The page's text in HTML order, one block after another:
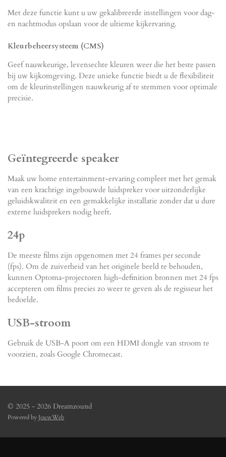
Met deze functie kunt u uw gekalibreerde instellingen voor dag-
en nachtmodus opslaan voor de ultieme kijkervaring.
Kleurbeheersysteem (CMS)
Geef nauwkeurige, levensechte kleuren weer die het beste passen
bij uw kijkomgeving. Deze unieke functie biedt u de flexibiliteit
om de kleurinstellingen nauwkeurig af te stemmen voor optimale
precisie.
Geïntegreerde speaker
Maak uw home entertainment-ervaring compleet met het gemak
van een krachtige ingebouwde luidspreker voor uitzonderlijke
geluidskwaliteit en een gemakkelijke installatie zonder dat u dure
externe luidsprekers nodig heeft.
24p
De meeste films zijn opgenomen met 24 frames per seconde
(fps). Om de zuiverheid van het originele beeld te behouden,
kunnen Optoma-projectoren high-definition bronnen met 24 fps
accepteren om films precies zo weer te geven als de regisseur het
bedoelde.
USB-stroom
Gebruik de USB-A poort om een ​​HDMI dongle van stroom te
voorzien, zoals Google Chromecast.
© 2025 - 2026 Dreamzound
Powered by JouwWeb